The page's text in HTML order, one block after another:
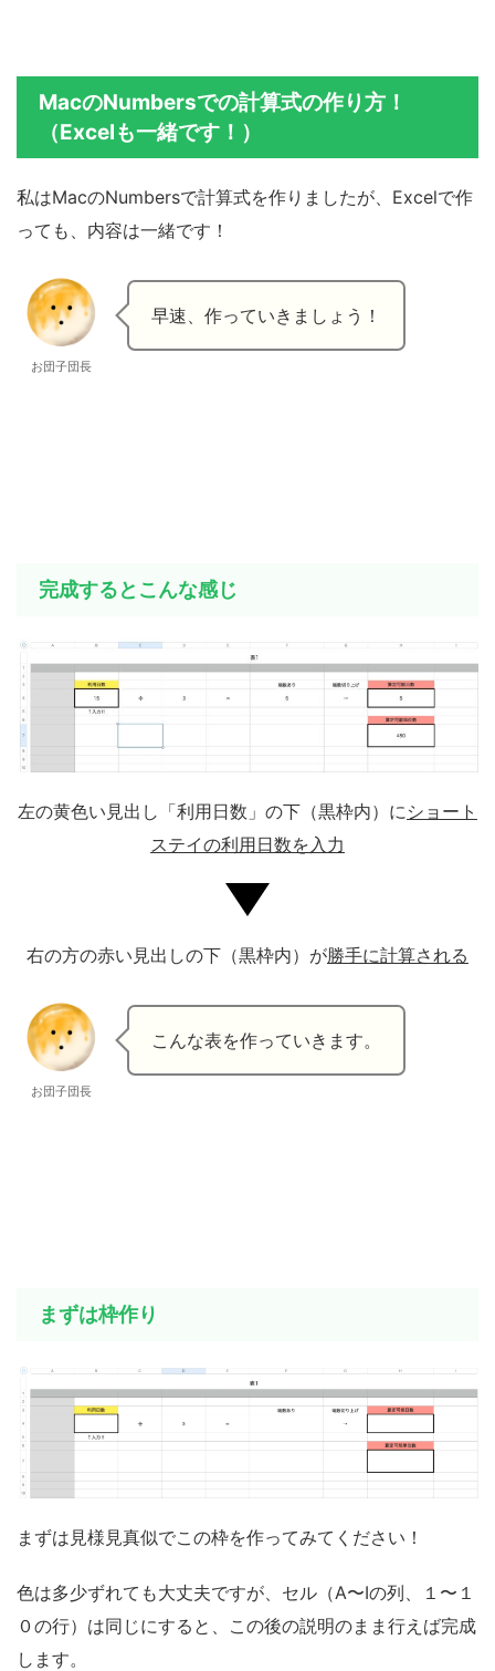
MacのNumbersでの計算式の作り方！
（Excelも一緒です！）
私はMacのNumbersで計算式を作りましたが、Excelで作
っても、内容は一緒です！
お団子団長
早速、作っていきましょう！
完成するとこんな感じ
左の黄色い見出し「利用日数」の下（黒枠内）にショート
ステイの利用日数を入力
右の方の赤い見出しの下（黒枠内）が勝手に計算される
お団子団長
こんな表を作っていきます。
まずは枠作り
まずは見様見真似でこの枠を作ってみてください！
色は多少ずれても大丈夫ですが、セル（A〜Iの列、１〜１
０の行）は同じにすると、この後の説明のまま行えば完成
します。